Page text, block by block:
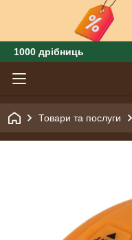
1000 дрібниць
Товари та послуги